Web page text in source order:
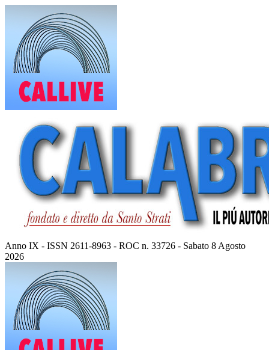
contenuto
Anno IX - ISSN 2611-8963 - ROC n. 33726 - Sabato 8 Agosto
2026